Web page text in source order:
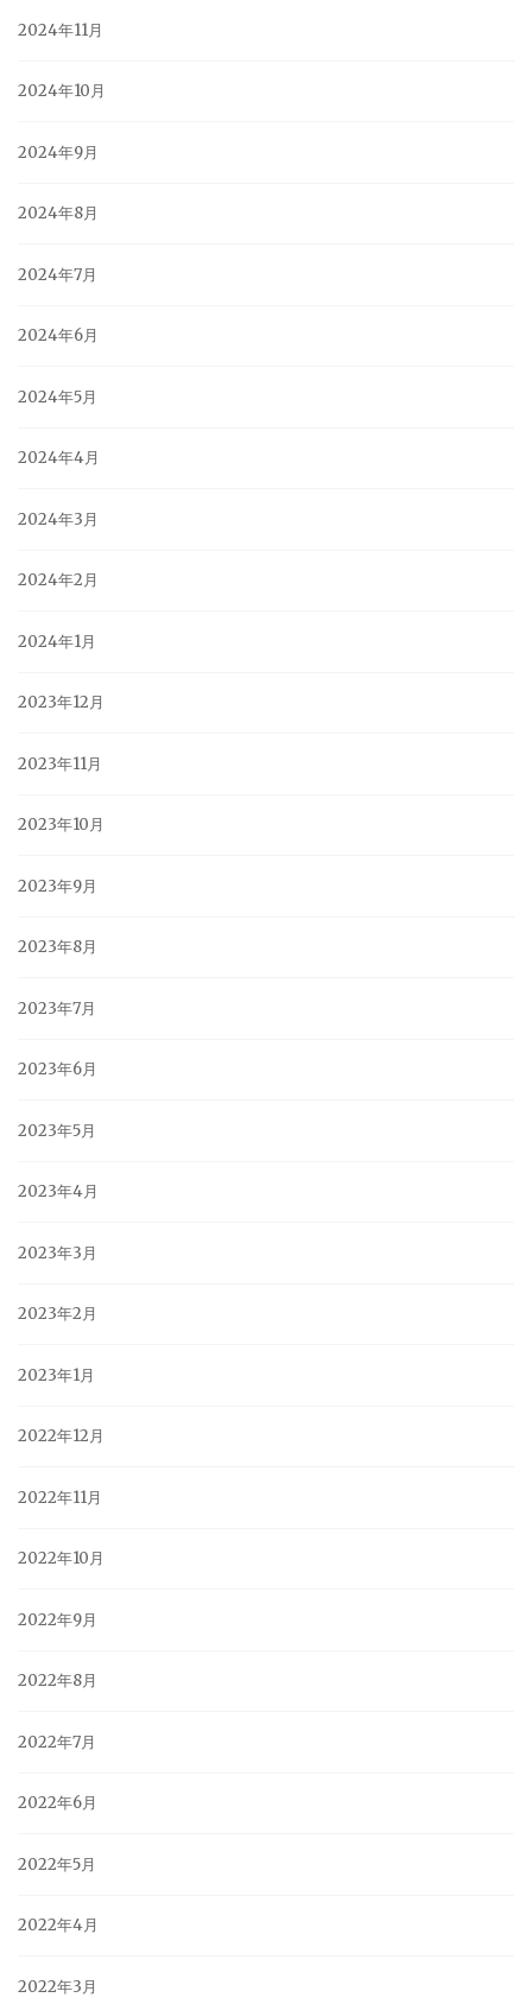
2024年11月
2024年10月
2024年9月
2024年8月
2024年7月
2024年6月
2024年5月
2024年4月
2024年3月
2024年2月
2024年1月
2023年12月
2023年11月
2023年10月
2023年9月
2023年8月
2023年7月
2023年6月
2023年5月
2023年4月
2023年3月
2023年2月
2023年1月
2022年12月
2022年11月
2022年10月
2022年9月
2022年8月
2022年7月
2022年6月
2022年5月
2022年4月
2022年3月